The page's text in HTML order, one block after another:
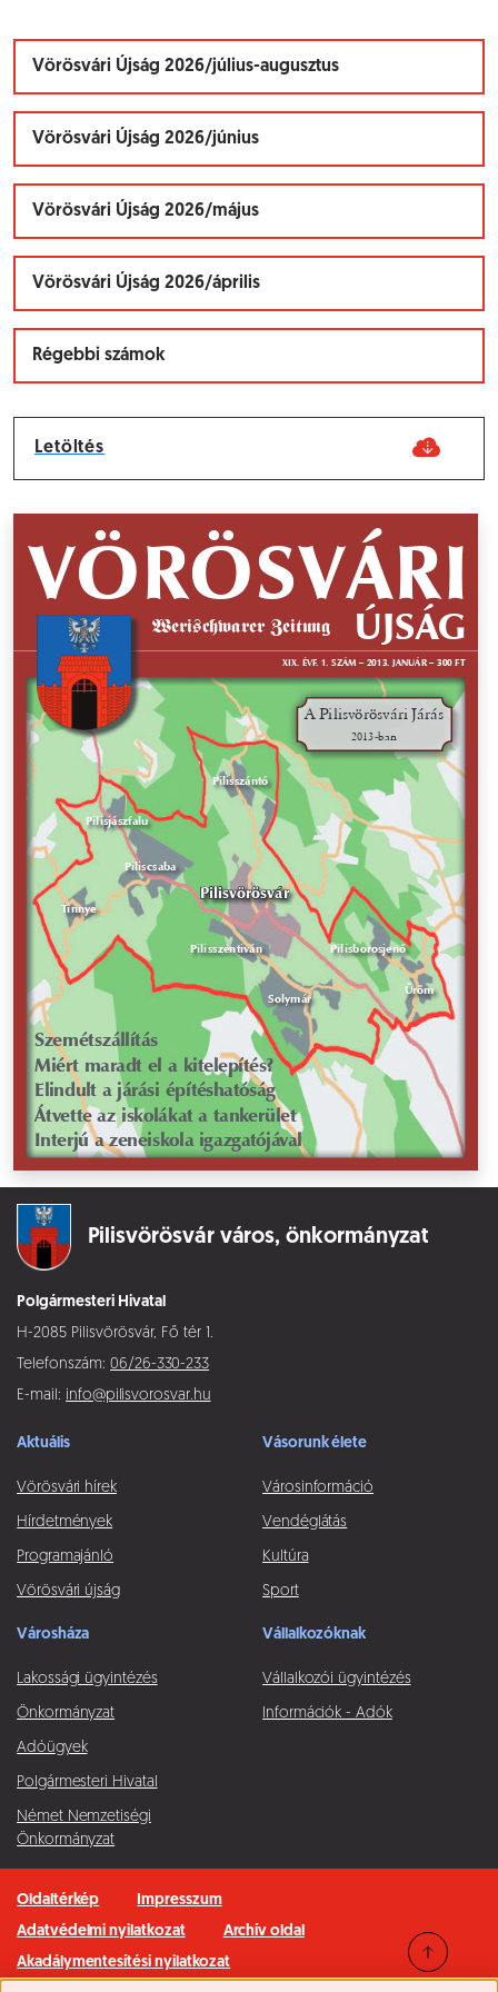
Vörösvári Újság 2026/július-augusztus
Vörösvári Újság 2026/június
Vörösvári Újság 2026/május
Vörösvári Újság 2026/április
Régebbi számok
Letöltés
Pilisvörösvár város, önkormányzat
Polgármesteri Hivatal
H-2085 Pilisvörösvár, Fő tér 1.
Telefonszám: 06/26-330-233
E-mail: info@pilisvorosvar.hu
Aktuális
Vörösvári hírek
Hírdetmények
Programajánló
Vörösvári újság
Vásorunk élete
Városinformáció
Vendéglátás
Kultúra
Sport
Városháza
Lakossági ügyintézés
Önkormányzat
Adóügyek
Polgármesteri Hivatal
Német Nemzetiségi
Önkormányzat
Vállalkozóknak
Vállalkozói ügyintézés
Információk - Adók
Oldaltérkép
Impresszum
Adatvédelmi nyilatkozat
Archív oldal
Akadálymentesítési nyilatkozat